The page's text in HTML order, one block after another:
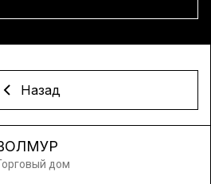
Назад
дом